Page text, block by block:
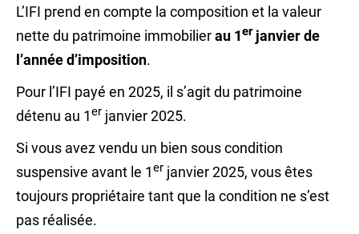
L’IFI prend en compte la composition et la valeur
nette du patrimoine immobilierau 1erjanvier de
l’année d’imposition.
Pour l’IFI payé en 2025, il s’agit du patrimoine
détenu au 1er janvier 2025.
Si vous avez vendu un bien souscondition
suspensive avant le 1er janvier 2025, vous êtes
toujours propriétaire tant que la condition ne s’est
pas réalisée.